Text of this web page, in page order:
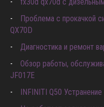
fx30d qx70d с
Проблема с прокачкой
QX70D
Диагностика и ремонт
Обзор работы,
JF017E
INFINITI Q50